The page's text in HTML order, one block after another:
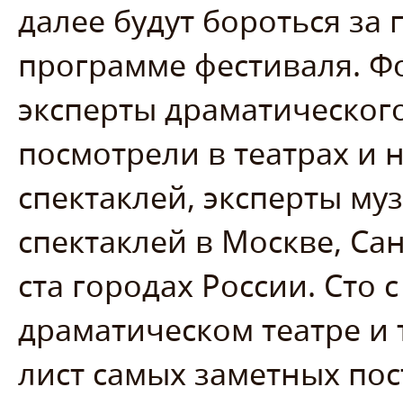
далее будут бороться
программе фестиваля.
эксперты
посмотрели в театрах и
спектаклей, эксперты
спектаклей в Москве,
ста городах России.
драматическом театре
лист самых заметных